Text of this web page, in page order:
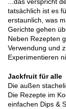
...das verspricht
tatsächlich ist es
erstaunlich, was
Gerichte gehen
Neben Rezepten
Verwendung und
Experimentieren
Jackfruit für alle
Die außen
Die Rezepte im
einfachen Dips &